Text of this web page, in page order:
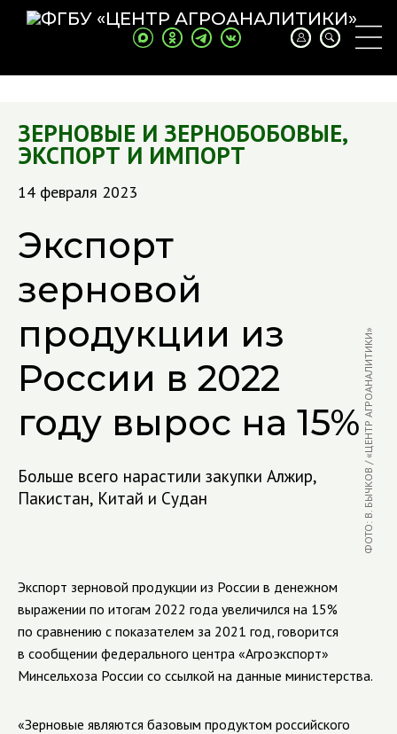
ЗЕРНОВЫЕ И ЗЕРНОБОБОВЫЕ,
ЭКСПОРТ И ИМПОРТ
14 февраля 2023
Экспорт
зерновой
продукции из
России в 2022
году вырос на 15%
Больше всего нарастили закупки Алжир,
Пакистан, Китай и Судан
ФОТО: В. БЫЧКОВ / «ЦЕНТР АГРОАНАЛИТИКИ»
Экспорт зерновой продукции из России в денежном
выражении по итогам 2022 года увеличился на 15%
по сравнению с показателем за 2021 год, говорится
в сообщении федерального центра «Агроэкспорт»
Минсельхоза России со ссылкой на данные министерства.
«Зерновые являются базовым продуктом российского